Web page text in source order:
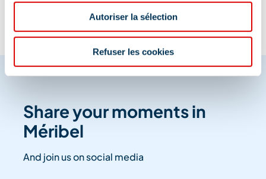
Autoriser la sélection
Refuser les cookies
Share your moments in
Méribel
And join us on social media